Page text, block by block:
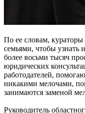
По ее словам, кураторы
семьями, чтобы узнать
более восьми тысяч
юридических
работодателей,
никакими мелочами,
занимаются заменой
Руководитель